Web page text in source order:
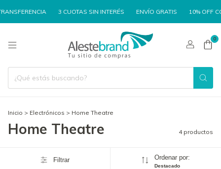
3 CUOTAS SIN INTERÉS ENVÍO GRATIS 10% OFF
0
Inicio > Electrónicos > Home Theatre
Home Theatre 4 productos
Filtrar Ordenar por:
Destacado